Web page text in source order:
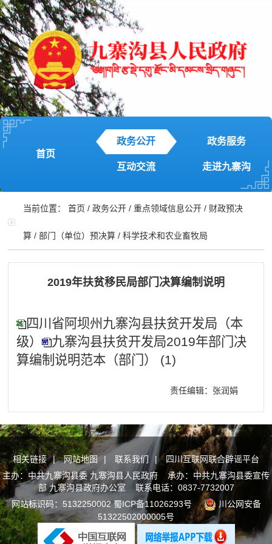
首页
政务公开 政务服务
互动交流 走进九寨沟
当前位置：首页 /政务公开 /重点领域信息公开 / 财政预决
算 /部门（单位）预决算 /科学技术和农业畜牧局
2019年扶贫移民局部门决算编制说明
四川省阿坝州九寨沟县扶贫开发局（本
级）
九寨沟县扶贫开发局2019年部门决
算编制说明范本（部门） (1)
责任编辑：张润娟
相关链接 | 网站地图 | 联系我们 |
四川互联网联合辟谣平台
主办：中共九寨沟县委 九寨沟县人民政府 承办：中共九寨沟县委宣传
部 九寨沟县政府办公室 联系电话：0837-7732007
网站标识码：5132250002蜀ICP备11026293号
川公网安备
51322502000005号